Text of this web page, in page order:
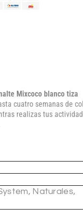
Mixcoco blanco tiza
cuatro semanas de
realizas tus
Naturales,